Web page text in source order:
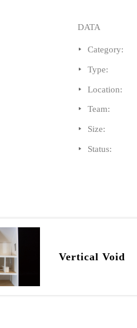
DATA
Category:
Type:
Location:
Team:
Size:
Status:
Vertical Void